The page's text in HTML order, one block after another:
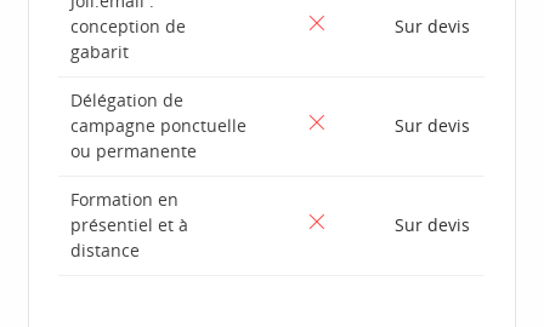
conception de
gabarit
Sur devis
Délégation de
campagne ponctuelle
ou permanente
Sur devis
Formation en
présentiel et à
distance
Sur devis